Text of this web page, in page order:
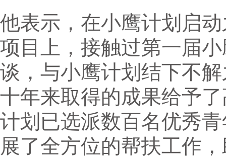
他表示，在小鹰计划启
项目上，接触过第一届
谈，与小鹰计划结下不
十年来取得的成果给予
计划已选派数百名优秀
展了全方位的帮扶工作